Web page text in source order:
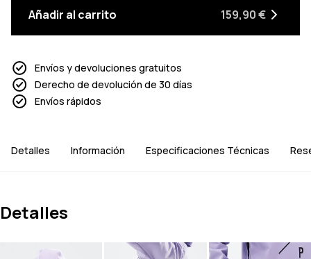
Añadir al carrito 159,90 €
Envíos y devoluciones gratuitos
Derecho de devolución de 30 días
Envíos rápidos
Detalles Información Especificaciones Técnicas
Detalles